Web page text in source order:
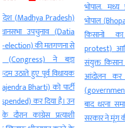
भोपाल. मध्य प्रदेश (MP) की राजधानी
भोपाल (Bhopal ) में कई दिनों से चल रहा
किसानों का आंदोलन (Farmers’
protest) आखिरकार खत्म हो गया है.
संयुक्त किसान मोर्चा (SKM) के नेतृत्व में
आंदोलन कर रहे किसानों ने सरकार
(government) के साथ हुई बातचीत के
बाद धरना समाप्त करने का ऐलान किया.
सरकार ने मूंग की […]